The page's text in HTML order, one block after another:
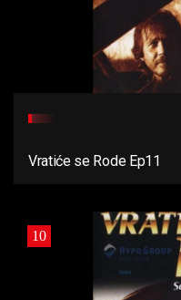
Vratiće se Rode Ep11
10